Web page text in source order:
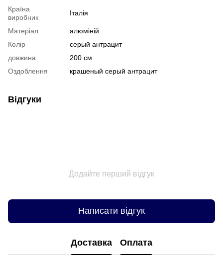
Країна
виробник
Італія
Матеріал
алюміній
Колір
серый антрацит
довжина
200 см
Оздоблення
крашеный серый антрацит
Відгуки
Додайте перший відгук
Написати відгук
Доставка Оплата